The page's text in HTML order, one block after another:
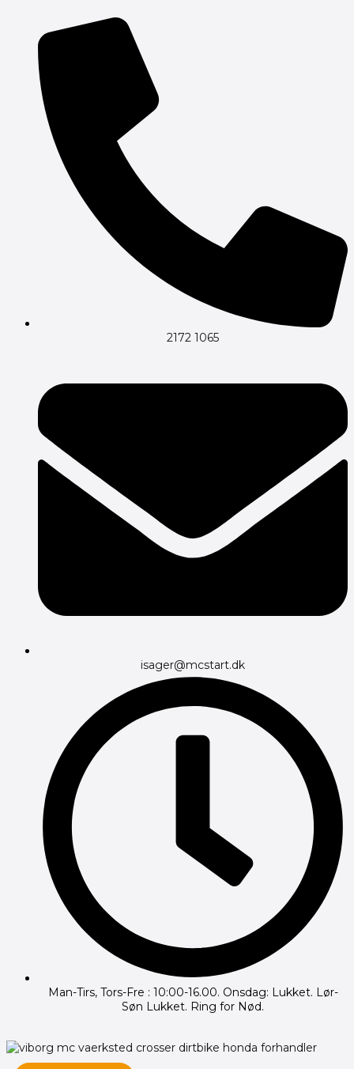
indholdet
2172 1065
isager@mcstart.dk
Man-Tirs, Tors-Fre : 10:00-16.00. Onsdag: Lukket. Lør-
Søn Lukket. Ring for Nød.